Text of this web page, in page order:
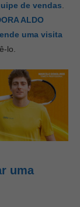
de vendas
ALDO
uma visita
lo.
uma